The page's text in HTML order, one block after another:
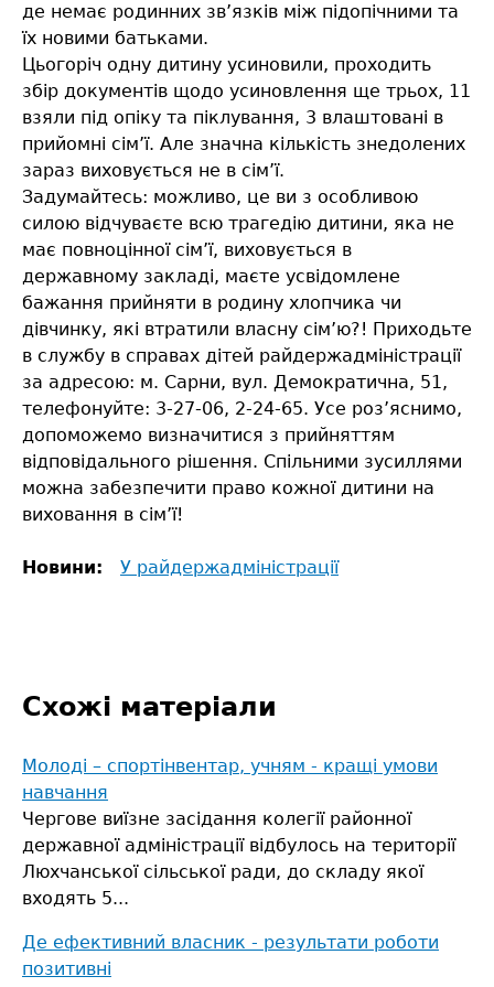
де немає родинних зв’язків між підопічними та
їх новими батьками.
Цьогоріч одну дитину усиновили, проходить
збір документів щодо усиновлення ще трьох, 11
взяли під опіку та піклування, 3 влаштовані в
прийомні сім’ї. Але значна кількість знедолених
зараз виховується не в сім’ї.
Задумайтесь: можливо, це ви з особливою
силою відчуваєте всю трагедію дитини, яка не
має повноцінної сім’ї, виховується в
державному закладі, маєте усвідомлене
бажання прийняти в родину хлопчика чи
дівчинку, які втратили власну сім’ю?! Приходьте
в службу в справах дітей райдержадміністрації
за адресою: м. Сарни, вул. Демократична, 51,
телефонуйте: 3-27-06, 2-24-65. Усе роз’яснимо,
допоможемо визначитися з прийняттям
відповідального рішення. Спільними зусиллями
можна забезпечити право кожної дитини на
виховання в сім’ї!
Новини: У райдержадміністрації
Схожі матеріали
Молоді – спортінвентар, учням - кращі умови
навчання
Чергове виїзне засідання колегії районної
державної адміністрації відбулось на території
Люхчанської сільської ради, до складу якої
входять 5...
Де ефективний власник - результати роботи
позитивні